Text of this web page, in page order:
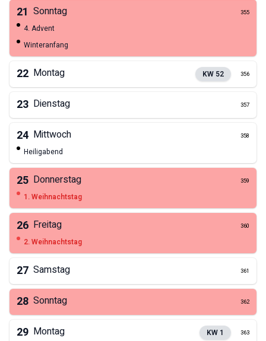
21 Sonntag 355
4. Advent
Winteranfang
22 Montag KW 52 356
23 Dienstag 357
24 Mittwoch 358
Heiligabend
25 Donnerstag 359
1. Weihnachtstag
26 Freitag 360
2. Weihnachtstag
27 Samstag 361
28 Sonntag 362
29 Montag KW 1 363